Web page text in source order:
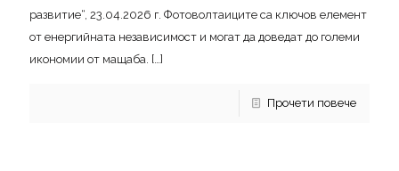
развитие“, 23.04.2026 г. Фотоволтаиците са ключов елемент
от енергийната независимост и могат да доведат до големи
икономии от мащаба. […]
Прочети повече